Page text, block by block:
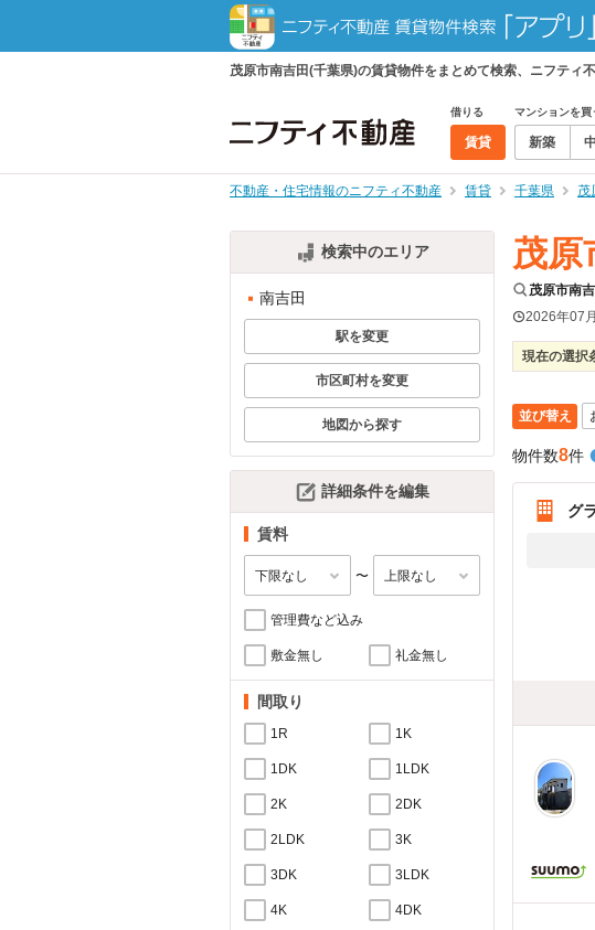
茂原市南吉田(千葉県)の賃貸物件をまとめて検索、ニフティ
借りる
賃貸
マンションを買
新築
不動産・住宅情報のニフティ不動産 賃貸 千葉県 茂
検索中のエリア
南吉田
駅を変更
市区町村を変更
地図から探す
詳細条件を編集
賃料
〜
管理費など込み
敷金無し 礼金無し
間取り
1R 1K
1DK 1LDK
2K 2DK
2LDK 3K
3DK 3LDK
4K 4DK
茂原
茂原市南
2026年07
現在の選択
並び替え
物件数8件
グ